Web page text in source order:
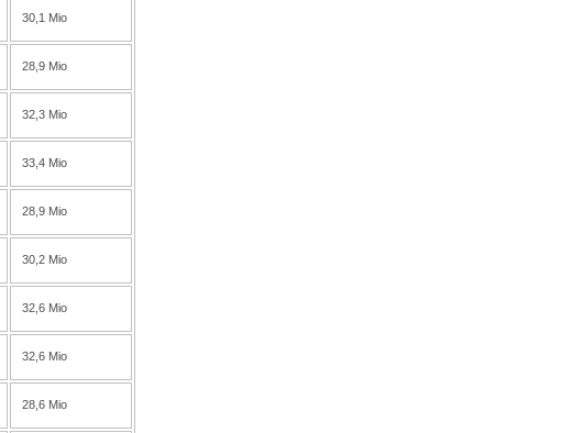
30,1 Mio
28,9 Mio
32,3 Mio
33,4 Mio
28,9 Mio
30,2 Mio
32,6 Mio
32,6 Mio
28,6 Mio